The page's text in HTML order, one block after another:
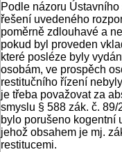
Podle názoru
řešení uvedeného
poměrně zdlouhavé a
pokud byl proveden
které posléze byly
osobám, ve prospěch
restitučního řízení
je třeba považovat za
smyslu § 588 zák. č.
bylo porušeno kogentní
jehož obsahem je mj.
restitucemi.